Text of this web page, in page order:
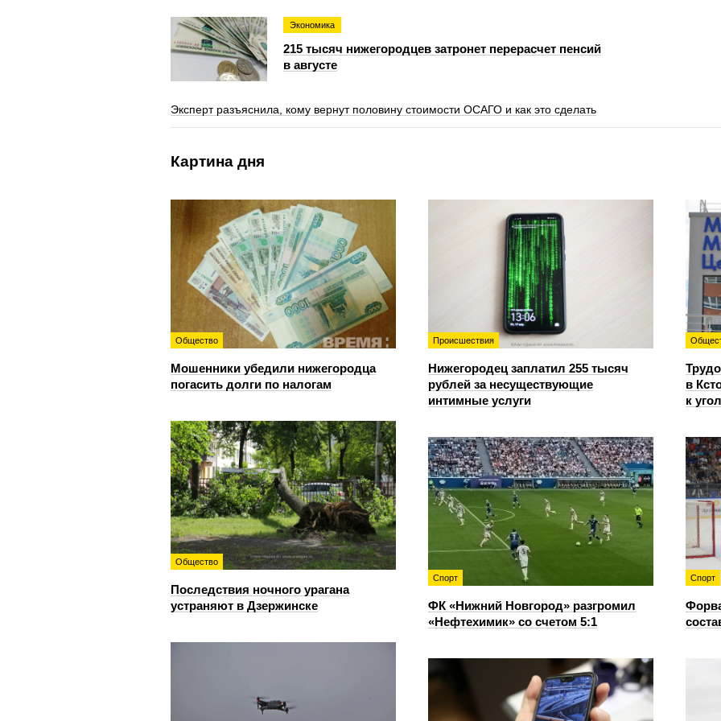
Экономика
215 тысяч нижегородцев затронет перерасчет пенсий
в августе
Эксперт разъяснила, кому вернут половину стоимости ОСАГО и как это сделать
Картина дня
Общество
Мошенники убедили нижегородца
погасить долги по налогам
Происшествия
Нижегородец заплатил 255 тысяч
рублей за несуществующие
интимные услуги
в
к
Общество
Последствия ночного урагана
устраняют в Дзержинске
Спорт
ФК «Нижний Новгород» разгромил
«Нефтехимик» со счетом 5:1
Спорт